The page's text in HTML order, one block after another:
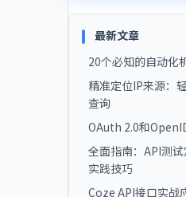
最新文章
20个必知的自动化
精准定位IP来源：
查询
OAuth 2.0和
全面指南：API测
实践技巧
Coze API接口实战